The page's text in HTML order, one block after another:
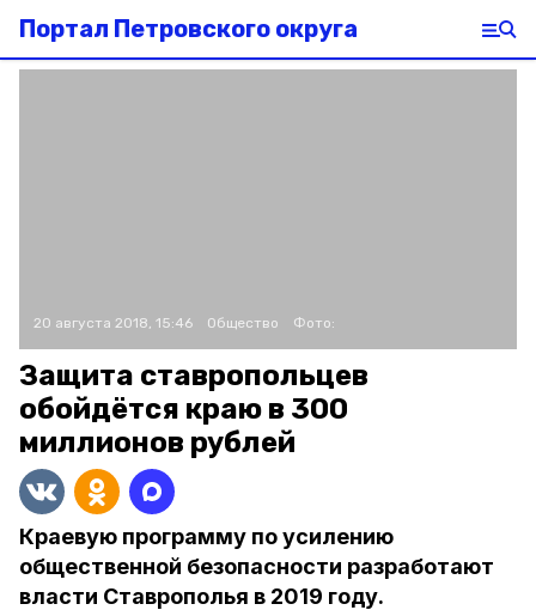
Портал Петровского округа
20 августа 2018, 15:46 Общество Фото:
Защита ставропольцев
обойдётся краю в 300
миллионов рублей
Краевую программу по усилению
общественной безопасности разработают
власти Ставрополья в 2019 году.